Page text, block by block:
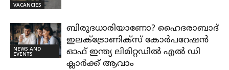
VACANCIES
NEWS AND
EVENTS
ബിരുദധാരിയാണോ? ഹൈദരാബാദ്
ഇലക്ട്രോണിക്സ് കോർപറേഷൻ
ഓഫ് ഇന്ത്യ ലിമിറ്റഡിൽ എൽ ഡി
ക്ലാർക്ക് ആവാം